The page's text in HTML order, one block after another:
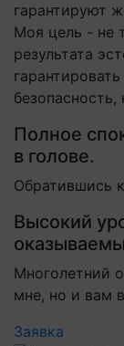
гарантируют
Моя цель - не
результата
Полное
в голове.
Обратившись
Высокий
Многолетний
мне, но и вам
Заявка